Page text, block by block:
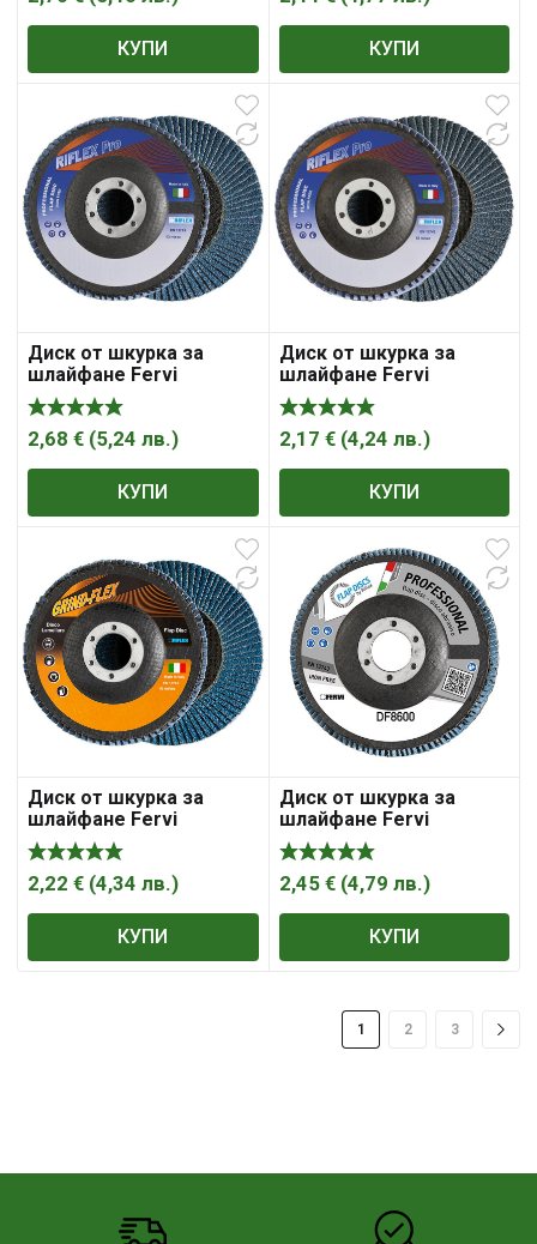
КУПИ КУПИ
Диск от шкурка за
шлайфане Fervi
ламелен за метал и
неръждаема стомана
125 мм, 22.23 мм, P40,
2,68 € (5,24 лв.)
КУПИ
Диск от шкурка за
шлайфане Fervi
ламелен за метал и
неръждаема стомана
125 мм, 22.23 мм, P40,
2,17 € (4,24 лв.)
КУПИ
Диск от шкурка за
шлайфане Fervi
ламелен за метал и
неръждаема стомана
125 мм, 22.23 мм, P40,
2,22 € (4,34 лв.)
КУПИ
Диск от шкурка за
шлайфане Fervi
ламелен за метал и
неръждаема стомана
125 мм, 22.23 мм, P60,
2,45 € (4,79 лв.)
КУПИ
1 2 3